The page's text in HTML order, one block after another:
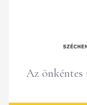
Az önkéntes